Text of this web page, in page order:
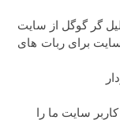
گر گوگل از سایت
برای ربات های
سایت ما را